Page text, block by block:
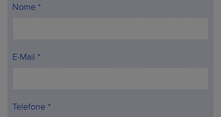
Nome *
E-Mail *
Telefone *